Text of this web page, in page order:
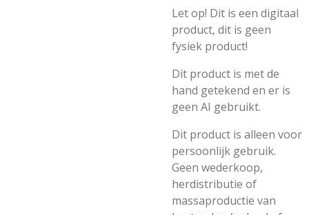
Let op! Dit is een digitaal
product, dit is geen
fysiek product!
Dit product is met de
hand getekend en er is
geen AI gebruikt.
Dit product is alleen voor
persoonlijk gebruik.
Geen wederkoop,
herdistributie of
massaproductie van